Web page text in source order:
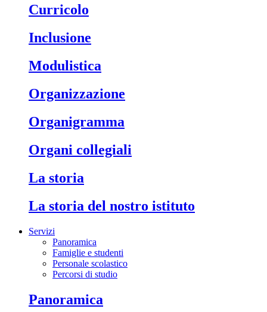
Curricolo
Inclusione
Modulistica
Organizzazione
Organigramma
Organi collegiali
La storia
La storia del nostro istituto
Servizi
Panoramica
Famiglie e studenti
Personale scolastico
Percorsi di studio
Panoramica